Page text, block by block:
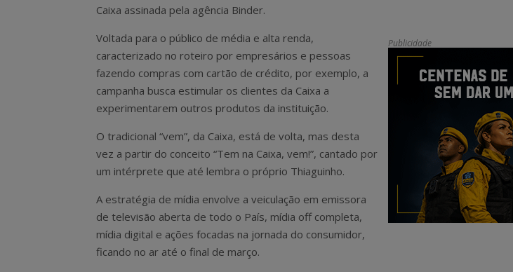
Caixa assinada pela agência Binder.
Publicidade
Voltada para o público de média e alta renda,
caracterizado no roteiro por empresários e pessoas
fazendo compras com cartão de crédito, por exemplo, a
campanha busca estimular os clientes da Caixa a
experimentarem outros produtos da instituição.
O tradicional “vem”, da Caixa, está de volta, mas desta
vez a partir do conceito “Tem na Caixa, vem!”, cantado por
um intérprete que até lembra o próprio Thiaguinho.
A estratégia de mídia envolve a veiculação em emissora
de televisão aberta de todo o País, mídia off completa,
mídia digital e ações focadas na jornada do consumidor,
ficando no ar até o final de março.